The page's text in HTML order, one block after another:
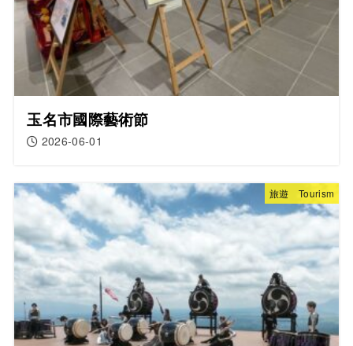
玉名市國際藝術節
2026-06-01
旅遊 Tourism